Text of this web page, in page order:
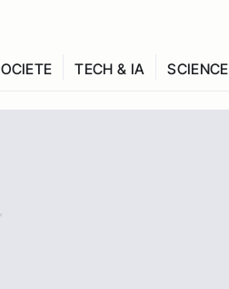
TECH & IA SCIENCE